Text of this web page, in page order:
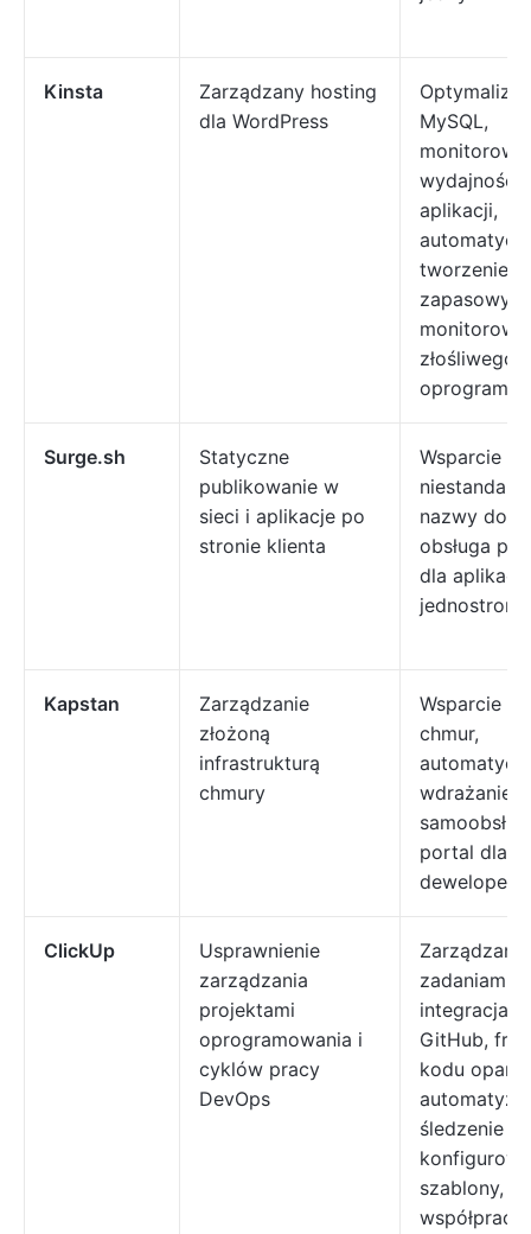
Kinsta
Zarządzany hosting
dla WordPress
MySQL,
wydajności
aplikacji,
tworzenie
złośliwego
Surge.sh
Statyczne
publikowanie w
sieci i aplikacje po
stronie klienta
Wsparcie
nazwy
obsługa
dla aplikacji
Kapstan
Zarządzanie
złożoną
infrastrukturą
chmury
Wsparcie
chmur,
wdrażanie,
portal dla
ClickUp
Usprawnienie
zarządzania
projektami
oprogramowania i
cyklów pracy
DevOps
Zarządzanie
zadaniami,
integracja z
GitHub,
kodu
śledzenie
szablony,
współpraca